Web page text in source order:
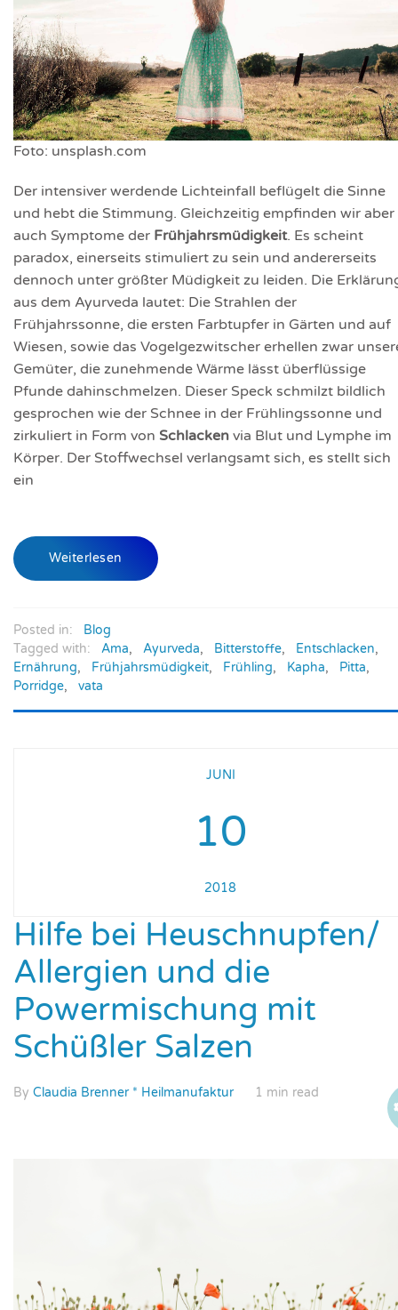
Foto: unsplash.com
Der intensiver werdende Lichteinfall beflügelt die Sinne
und hebt die Stimmung. Gleichzeitig empfinden wir aber
auch Symptome der Frühjahrsmüdigkeit. Es scheint
paradox, einerseits stimuliert zu sein und andererseits
dennoch unter größter Müdigkeit zu leiden. Die
aus dem Ayurveda lautet: Die Strahlen der
Frühjahrssonne, die ersten Farbtupfer in Gärten und auf
Wiesen, sowie das Vogelgezwitscher erhellen zwar
Gemüter, die zunehmende Wärme lässt überflüssige
Pfunde dahinschmelzen. Dieser Speck schmilzt bildlich
gesprochen wie der Schnee in der Frühlingssonne und
zirkuliert in Form von Schlacken via Blut und Lymphe im
Körper. Der Stoffwechsel verlangsamt sich, es stellt sich
ein
Weiterlesen
Posted in:
Blog
Tagged with:
Ama, Ayurveda, Bitterstoffe, Entschlacken,
Ernährung, Frühjahrsmüdigkeit, Frühling, Kapha, Pitta,
Porridge, vata
JUNI
10
2018
Hilfe bei Heuschnupfen/
Allergien und die
Powermischung mit
Schüßler Salzen
By Claudia Brenner * Heilmanufaktur 1 min read